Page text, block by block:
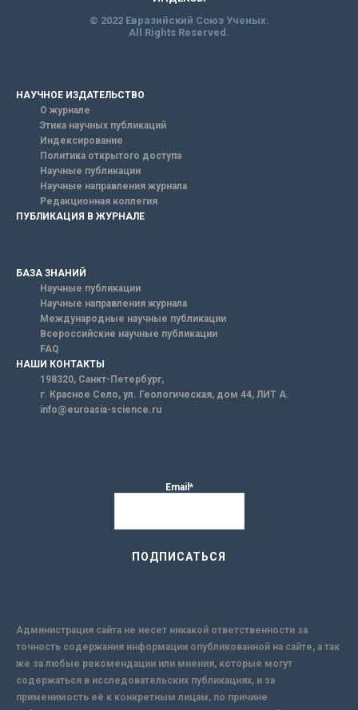
© 2022 Евразийский Союз Ученых.
All Rights Reserved.
НАУЧНОЕ ИЗДАТЕЛЬСТВО
О журнале
Этика научных публикаций
Индексирование
Политика открытого доступа
Научные публикации
Научные направления журнала
Редакционная коллегия
ПУБЛИКАЦИЯ В ЖУРНАЛЕ
БАЗА ЗНАНИЙ
Научные публикации
Научные направления журнала
Международные научные публикации
Всероссийские научные публикации
FAQ
НАШИ КОНТАКТЫ
198320, Санкт-Петербург,
г. Красное Село, ул. Геологическая, дом 44, ЛИТ А.
info@euroasia-science.ru
Email*
Администрация сайта не несет никакой ответственности за
точность содержания информации опубликованной на сайте, а так
же за любые рекомендации или мнения, которые могут
содержаться в исследовательских публикациях, и за
применимость её к конкретным лицам, по причине